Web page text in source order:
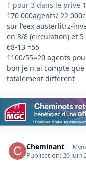
1 pour 3 dans le prive
170 000agents/ 22
sur l'eex austerlitrz-
en 3/8 (circulation) et 5
68-13 =55
1100/55=20 agents
bon je n ai compte
totalement different
Cheminant
Publication:20 juin